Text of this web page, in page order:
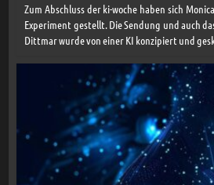
Zum Abschluss der ki-woche haben sich
Experiment gestellt. Die Sendung und auch
Dittmar wurde von einer KI konzipiert und